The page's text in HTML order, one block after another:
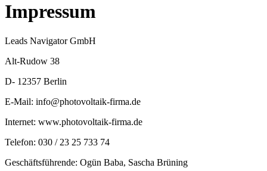
Impressum
Leads Navigator GmbH
Alt-Rudow 38
D- 12357 Berlin
E-Mail: info@photovoltaik-firma.de
Internet: www.photovoltaik-firma.de
Telefon: 030 / 23 25 733 74
Geschäftsführende: Ogün Baba, Sascha Brüning